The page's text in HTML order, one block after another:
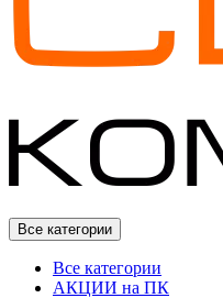
Все категории
Все категории
АКЦИИ на ПК